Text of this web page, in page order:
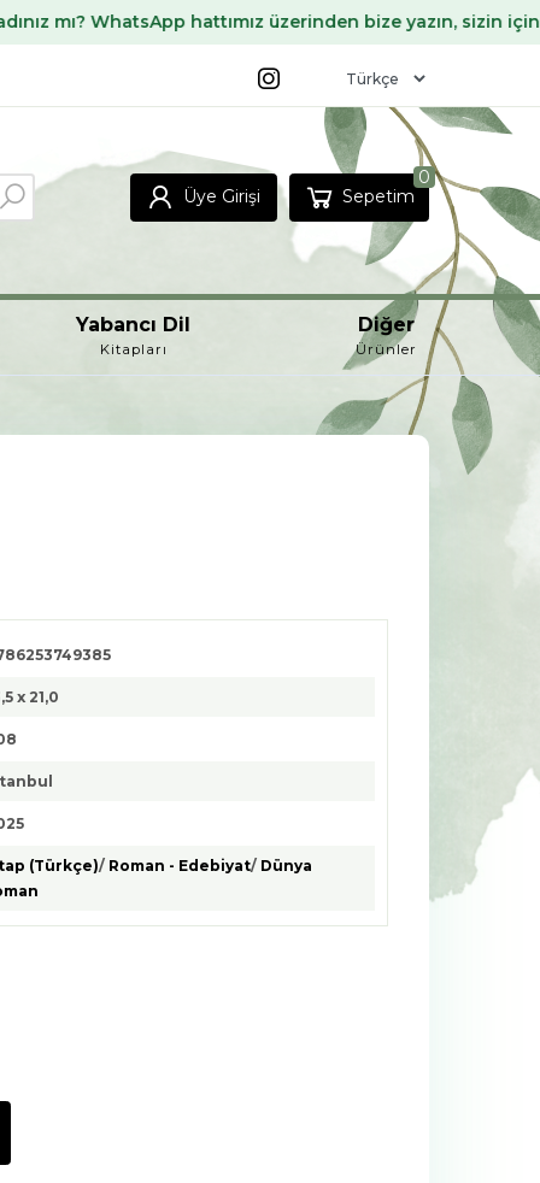
hattımız üzerinden bize yazın, sizin için temin edelim
Üye Girişi Sepetim
0
Yabancı Dil
Kitapları
Diğer
Ürünler
x 21,0
(Türkçe)/ Roman - Edebiyat/ Dünya